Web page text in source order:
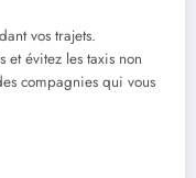
vos trajets.
et évitez les taxis non
compagnies qui vous